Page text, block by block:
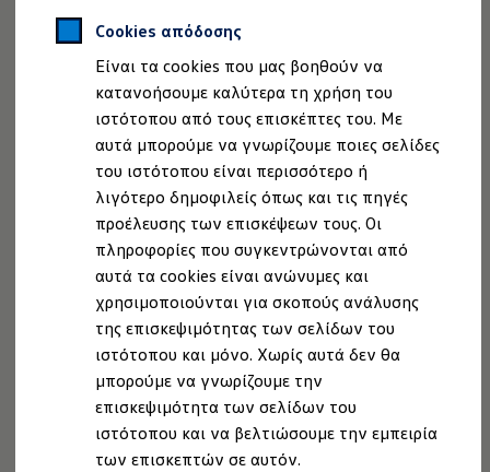
Cookies απόδοσης
Είναι τα cookies που μας βοηθούν να
κατανοήσουμε καλύτερα τη χρήση του
ιστότοπου από τους επισκέπτες του. Με
αυτά μπορούμε να γνωρίζουμε ποιες σελίδες
του ιστότοπου είναι περισσότερο ή
λιγότερο δημοφιλείς όπως και τις πηγές
προέλευσης των επισκέψεων τους. Οι
πληροφορίες που συγκεντρώνονται από
αυτά τα cookies είναι ανώνυμες και
χρησιμοποιούνται για σκοπούς ανάλυσης
της επισκεψιμότητας των σελίδων του
ιστότοπου και μόνο. Χωρίς αυτά δεν θα
μπορούμε να γνωρίζουμε την
επισκεψιμότητα των σελίδων του
ιστότοπου και να βελτιώσουμε την εμπειρία
των επισκεπτών σε αυτόν.
Χρηματοδότηση και Leasing
Volkswagen Easy Living
Χρηματοδότηση Auto Credit
Χρηματοδότηση Classic Credit
Καινοτόμες Τεχνολογίες
Ιδιοκτήτες και υπηρεσίες After Sales
myVolkswagen
Service και γνήσια ανταλλακτικά
Επιθεώρηση & ΚΤΕΟ
Επισκευές & έλεγχοι
Λιπαντικά κινητήρα και υγρά
Τροχοί και ελαστικά
Οδική Βοήθεια
Volkswagen Service
Ανταλλακτικά Volkswagen
Γνήσια αξεσουάρ Volkswagen
Γνήσια αξεσουάρ Volkswagen ειδικά για κάθε
Εσωτερική και εξωτερική προστασία
Λύσεις μεταφοράς και αποσκευών
Ψυχαγωγία και ηλεκτρονικές συσκευές
Εξατομίκευση
Επιτοίχιος σταθμός φόρτισης και καλώδια
Συλλογές Lifestyle
και θα σας στη συνέχεια θα σας επιστραφεί.
Βολικό:
Σε συνδυασμό με την υπηρεσία αντικατάστασης
αυτοκινήτου.
Υπηρεσία Αυτοκινήτου Αντικατάστασης
Επωφεληθείτε από τα ακόλουθα πλεονεκτήματα:
Άνετα:
Με καλοσυντηρημένα ενοικιαζόμενα
αυτοκίνητα Volkswagenαπό την τρέχουσα
γκάμα οχημάτων.
Χωρίς άγχος:
Χωρίς επιπλέον προσπάθεια ή επίσκεψη στην
υπηρεσία ενοικίασης αυτοκινήτων.